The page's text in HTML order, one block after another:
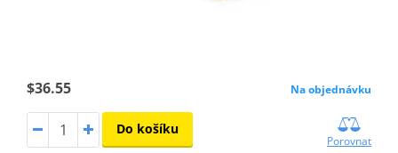
$36.55 Na objednávku
Do košíku
Porovnat